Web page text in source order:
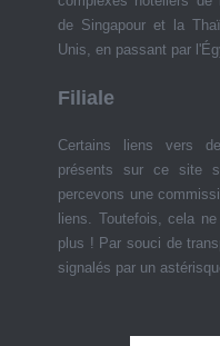
de Singapour et la
Unis, en passant par
Filiale
Certains liens vers
présents sur ce site
percevons une
liens. Toutefois, cela
plus ! Par souci de
signalés par un